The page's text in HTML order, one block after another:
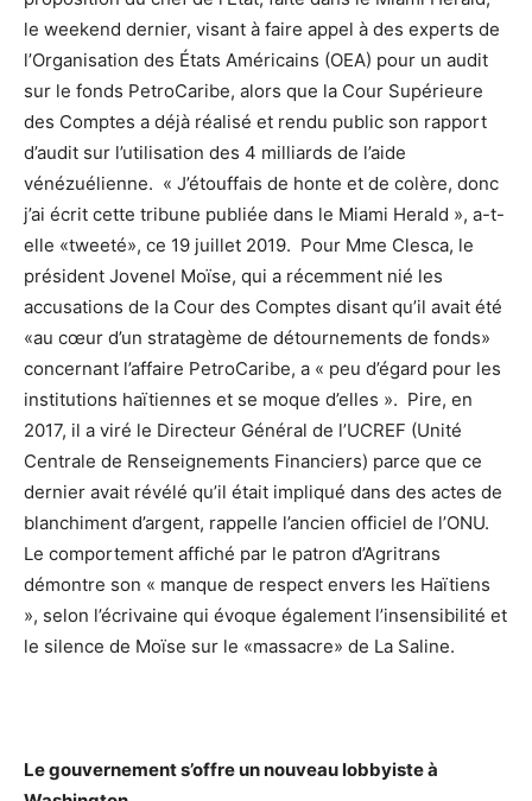
le weekend dernier, visant à faire appel à des experts de
l’Organisation des États Américains (OEA) pour un audit
sur le fonds PetroCaribe, alors que la Cour Supérieure
des Comptes a déjà réalisé et rendu public son rapport
d’audit sur l’utilisation des 4 milliards de l’aide
vénézuélienne. « J’étouffais de honte et de colère, donc
j’ai écrit cette tribune publiée dans le Miami Herald », a-t-
elle «tweeté», ce 19 juillet 2019. Pour Mme Clesca, le
président Jovenel Moïse, qui a récemment nié les
accusations de la Cour des Comptes disant qu’il avait été
«au cœur d’un stratagème de détournements de fonds»
concernant l’affaire PetroCaribe, a « peu d’égard pour les
institutions haïtiennes et se moque d’elles ». Pire, en
2017, il a viré le Directeur Général de l’UCREF (Unité
Centrale de Renseignements Financiers) parce que ce
dernier avait révélé qu’il était impliqué dans des actes de
blanchiment d’argent, rappelle l’ancien officiel de l’ONU.
Le comportement affiché par le patron d’Agritrans
démontre son « manque de respect envers les Haïtiens
», selon l’écrivaine qui évoque également l’insensibilité et
le silence de Moïse sur le «massacre» de La Saline.
Le gouvernement s’offre un nouveau lobbyiste à